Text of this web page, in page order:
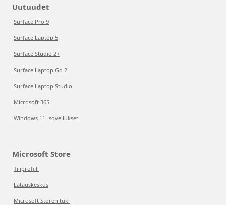
Uutuudet
Surface Pro 9
Surface Laptop 5
Surface Studio 2+
Surface Laptop Go 2
Surface Laptop Studio
Microsoft 365
Windows 11 -sovellukset
Microsoft Store
Tiliprofiili
Latauskeskus
Microsoft Storen tuki